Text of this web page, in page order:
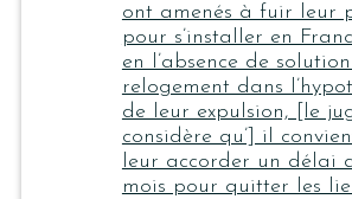
ont amenés à fuir leur
pour s’installer en
en l’absence de
relogement dans
de leur expulsion, [le
considère qu’] il
leur accorder un délai
mois pour quitter les